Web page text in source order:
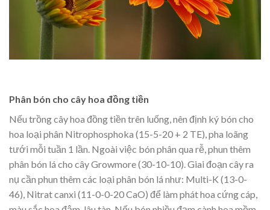
Phân bón cho cây hoa đồng tiền
Nếu trồng cây hoa đồng tiền trên luống, nên định ký bón cho
hoa loại phân Nitrophosphoka (15-5-20 + 2 TE), pha loãng
tưới mỗi tuần 1 lần. Ngoài việc bón phân qua rễ, phun thêm
phân bón lá cho cây Growmore (30-10-10). Giai đoạn cây ra
nụ cần phun thêm các loại phân bón lá như: Multi-K (13-0-
46), Nitrat canxi (11-0-0-20 CaO) để làm phát hoa cứng cáp,